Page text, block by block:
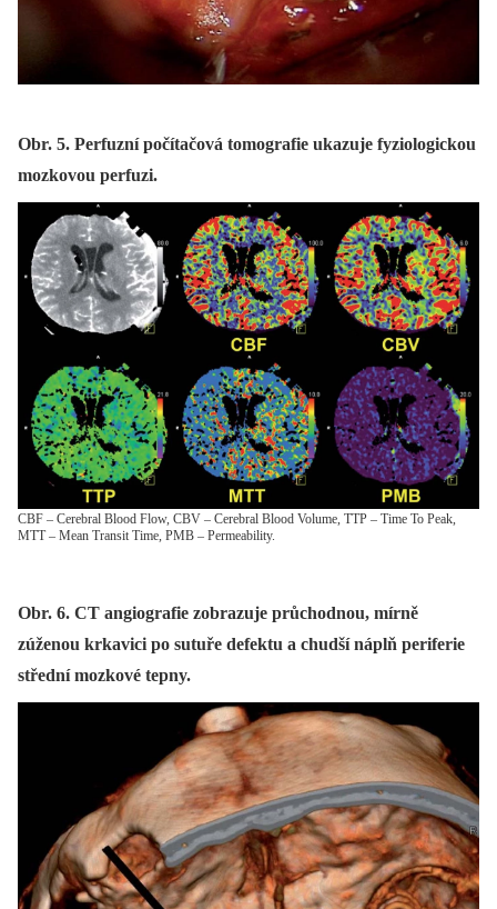
Obr. 5. Perfuzní počítačová tomografie ukazuje fyziologickou
mozkovou perfuzi.
CBF – Cerebral Blood Flow, CBV – Cerebral Blood Volume, TTP – Time To Peak,
MTT – Mean Transit Time, PMB – Permeability.
Obr. 6. CT angiografie zobrazuje průchodnou, mírně
zúženou krkavici po sutuře defektu a chudší náplň periferie
střední mozkové tepny.